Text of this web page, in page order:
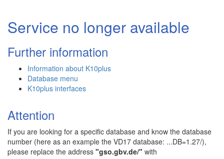
Service no longer available
Further information
Information about K10plus
Database menu
K10plus interfaces
Attention
If you are looking for a specific database and know the database
number (here as an example the VD17 database: ...DB=1.27/),
please replace the address "gso.gbv.de/" with